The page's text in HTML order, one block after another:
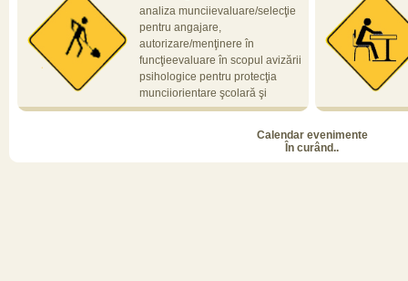
de siguranţa
auto ...
analiza munciievaluare/selecţie
pentru angajare,
autorizare/menţinere în
funcţieevaluare în scopul avizării
psihologice pentru protecţia
munciiorientare şcolară şi
profesională
invitam sa
din perspectiva
Calendar evenimente
În curând..